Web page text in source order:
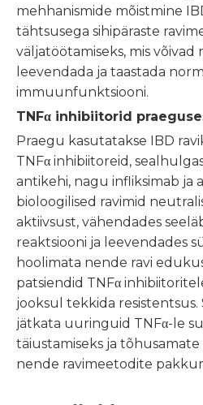
mehhanismide mõistmine
tähtsusega sihipäraste
väljatöötamiseks, mis võivad
leevendada ja taastada
immuunfunktsiooni.
TNFα inhibiitorid
Praegu kasutatakse IBD
TNFα inhibiitoreid,
antikehi, nagu infliksimab ja
bioloogilised ravimid
aktiivsust, vähendades
reaktsiooni ja leevendades
hoolimata nende ravi
patsiendid TNFα
jooksul tekkida
jätkata uuringuid TNFα-le
täiustamiseks ja tõhusamate
nende ravimeetodite